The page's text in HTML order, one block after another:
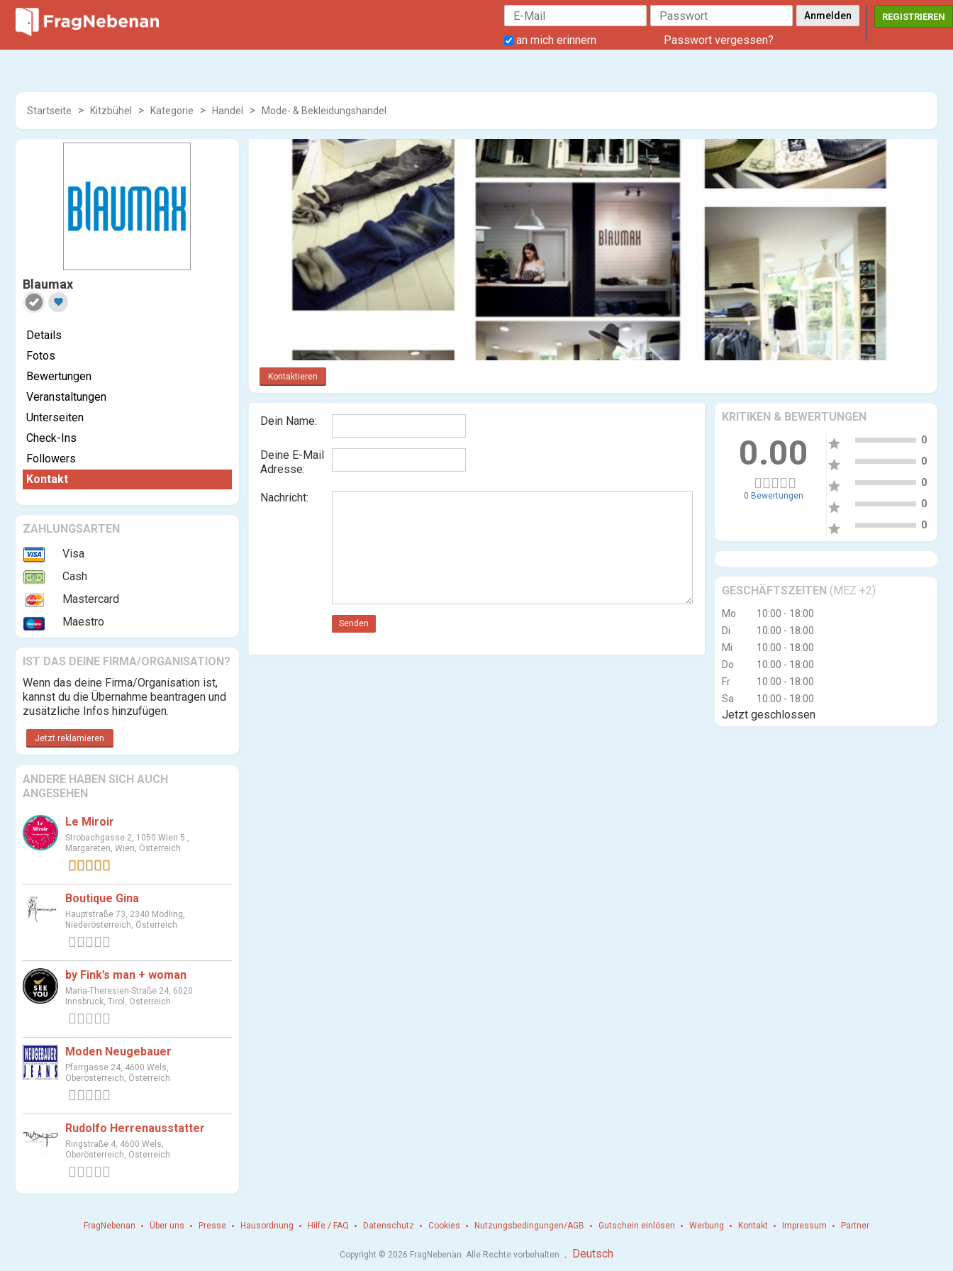
an mich erinnern Passwort vergessen?
REGISTRIEREN
Startseite Kitzbühel Kategorie Handel Mode- & Bekleidungshandel
Blaumax
favorite
Details
Fotos
Bewertungen
Veranstaltungen
Unterseiten
Check-Ins
Followers
Kontakt
ZAHLUNGSARTEN
Visa
Cash
Mastercard
Maestro
IST DAS DEINE FIRMA/ORGANISATION?
Wenn das deine Firma/Organisation ist,
kannst du die Übernahme beantragen und
zusätzliche Infos hinzufügen.
Jetzt reklamieren
ANDERE HABEN SICH AUCH
ANGESEHEN
Le Miroir
Strobachgasse 2, 1050 Wien 5.,
Margareten, Wien, Österreich
Boutique Gina
Hauptstraße 73, 2340 Mödling,
Niederösterreich, Österreich
by Fink’s man + woman
Maria-Theresien-Straße 24, 6020
Innsbruck, Tirol, Österreich
Moden Neugebauer
Pfarrgasse 24, 4600 Wels,
Oberösterreich, Österreich
Rudolfo Herrenausstatter
Ringstraße 4, 4600 Wels,
Oberösterreich, Österreich
Kontaktieren
KRITIKEN & BEWERTUNGEN
0.00
0 Bewertungen
star 0
star 0
star 0
star 0
star 0
GESCHÄFTSZEITEN (MEZ +2)
Mo
10:00 - 18:00
Di
10:00 - 18:00
Mi
10:00 - 18:00
Do
10:00 - 18:00
Fr
10:00 - 18:00
Sa
10:00 - 18:00
Jetzt geschlossen
Dein Name:
Deine E-Mail
Adresse:
Nachricht:
Senden
FragNebenan Über uns Presse Hausordnung Hilfe / FAQ Datenschutz Cookies Nutzungsbedingungen/AGB Gutschein einlösen Werbung Kontakt Impressum Partner
Copyright © 2026 FragNebenan. Alle Rechte vorbehalten . Deutsch